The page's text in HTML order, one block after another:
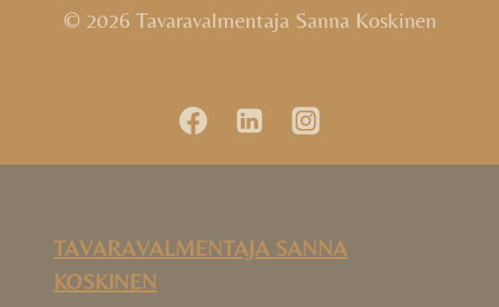
© 2026 Tavaravalmentaja Sanna Koskinen
TAVARAVALMENTAJA SANNA
KOSKINEN